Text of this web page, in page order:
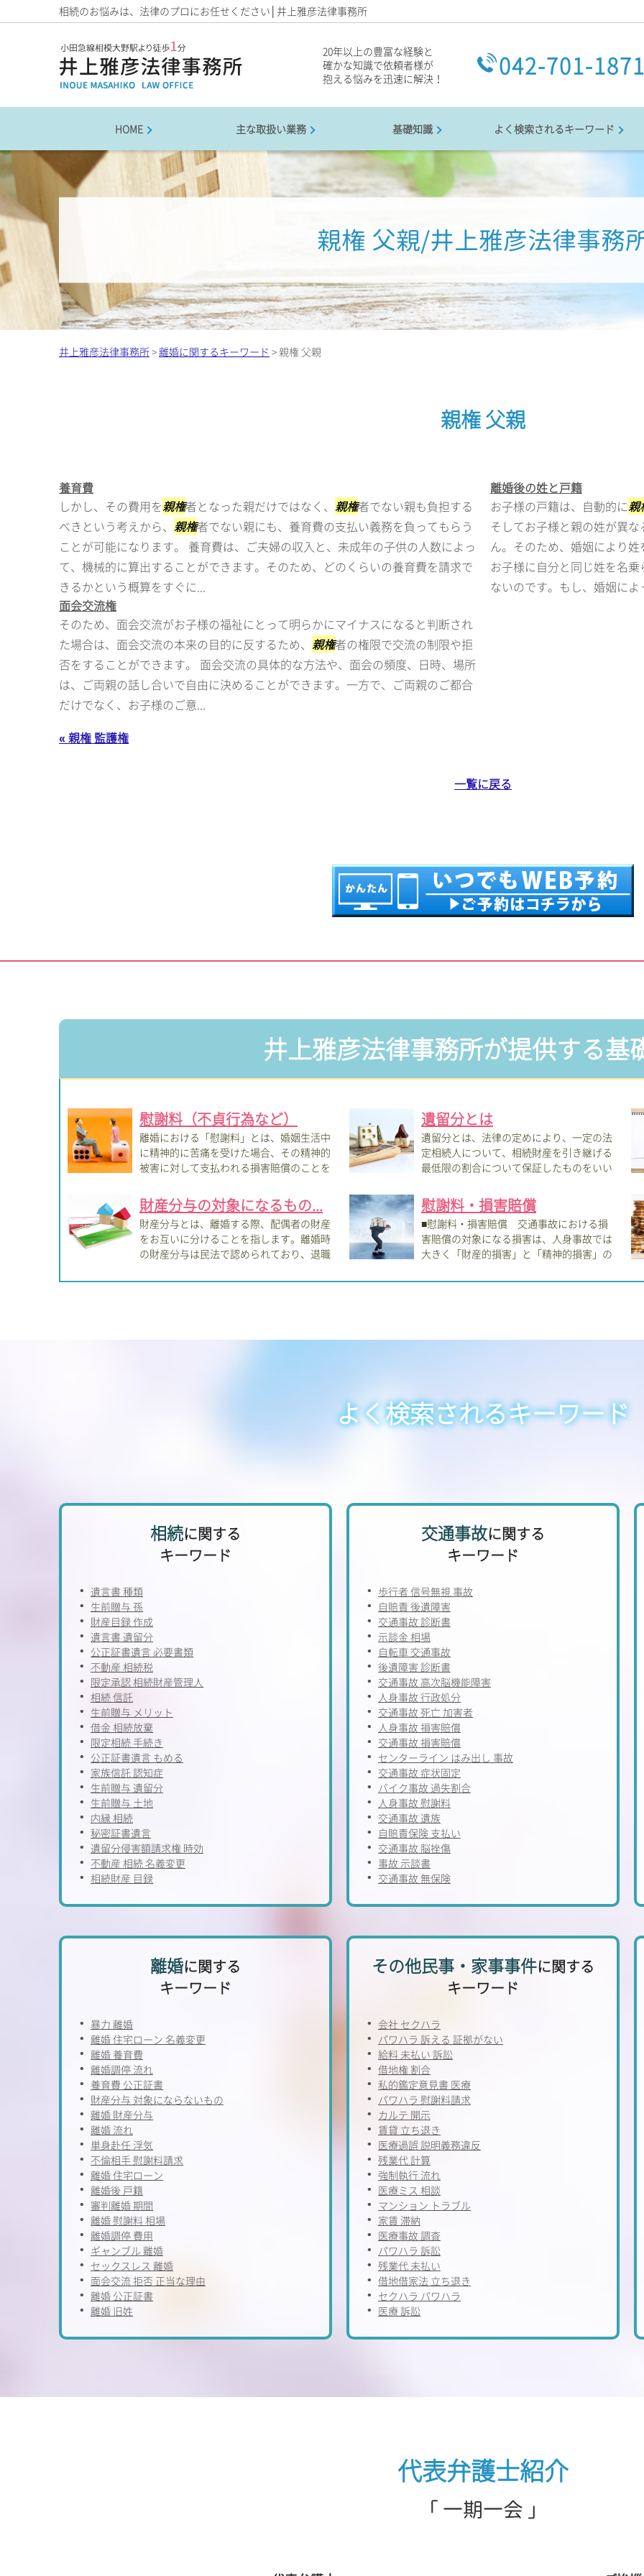
相続のお悩みは、法律のプロにお任せください│井上雅彦法律事務所
20年以上の豊富な経験と
確かな知識で依頼者様が
抱える悩みを迅速に解決！
042-701-1871
HOME 主な取扱い業務 基礎知識 よく検索されるキーワード
親権 父親/井上雅彦法律事務
井上雅彦法律事務所>離婚に関するキーワード >親権 父親
親権 父親
養育費
しかし、その費用を親権者となった親だけではなく、 親権者でない親も負担する
べきという考えから、 親権者でない親にも、養育費の支払い義務を負ってもらう
ことが可能になります。 養育費は、ご夫婦の収入と、未成年の子供の人数によっ
て、機械的に算出することができます。そのため、どのくらいの養育費を請求で
きるかという概算をすぐに...
離婚後の姓と戸籍
お子様の戸籍は、自動的に親
そしてお子様と親の姓が異
ん。そのため、婚姻により
お子様に自分と同じ姓を名
ないのです。もし、婚姻によ
面会交流権
そのため、面会交流がお子様の福祉にとって明らかにマイナスになると判断され
た場合は、面会交流の本来の目的に反するため、 親権者の権限で交流の制限や拒
否をすることができます。 面会交流の具体的な方法や、面会の頻度、日時、場所
は、ご両親の話し合いで自由に決めることができます。一方で、ご両親のご都合
だけでなく、お子様のご意...
« 親権 監護権
一覧に戻る
井上雅彦法律事務所が提供する基
慰謝料（不貞行為など）
離婚における「慰謝料」とは、婚姻生活中
に精神的に苦痛を受けた場合、その精神的
被害に対して支払われる損害賠償のことを
遺留分とは
遺留分とは、法律の定めにより、一定の法
定相続人について、相続財産を引き継げる
最低限の割合について保証したものをいい
財産分与の対象になるもの...
財産分与とは、離婚する際、配偶者の財産
をお互いに分けることを指します。離婚時
の財産分与は民法で認められており、退職
慰謝料・損害賠償
■慰謝料・損害賠償 交通事故における損
害賠償の対象になる損害は、人身事故では
大きく「財産的損害」と「精神的損害」の
よく検索されるキーワード
相続に関する
キーワード
遺言書 種類
生前贈与 孫
財産目録 作成
遺言書 遺留分
公正証書遺言 必要書類
不動産 相続税
限定承認 相続財産管理人
相続 信託
生前贈与 メリット
借金 相続放棄
限定相続 手続き
公正証書遺言 もめる
家族信託 認知症
生前贈与 遺留分
生前贈与 土地
内縁 相続
秘密証書遺言
遺留分侵害額請求権 時効
不動産 相続 名義変更
相続財産 目録
交通事故に関する
キーワード
歩行者 信号無視 事故
自賠責 後遺障害
交通事故 診断書
示談金 相場
自転車 交通事故
後遺障害 診断書
交通事故 高次脳機能障害
人身事故 行政処分
交通事故 死亡 加害者
人身事故 損害賠償
交通事故 損害賠償
センターライン はみ出し 事故
交通事故 症状固定
バイク事故 過失割合
人身事故 慰謝料
交通事故 遺族
自賠責保険 支払い
交通事故 脳挫傷
事故 示談書
交通事故 無保険
離婚に関する
キーワード
暴力 離婚
離婚 住宅ローン 名義変更
離婚 養育費
離婚調停 流れ
養育費 公正証書
財産分与 対象にならないもの
離婚 財産分与
離婚 流れ
単身赴任 浮気
不倫相手 慰謝料請求
離婚 住宅ローン
離婚後 戸籍
審判離婚 期間
離婚 慰謝料 相場
離婚調停 費用
ギャンブル 離婚
セックスレス 離婚
面会交流 拒否 正当な理由
離婚 公正証書
離婚 旧姓
その他民事・家事事件に関する
キーワード
会社 セクハラ
パワハラ 訴える 証拠がない
給料 未払い 訴訟
借地権 割合
私的鑑定意見書 医療
パワハラ 慰謝料請求
カルテ 開示
賃貸 立ち退き
医療過誤 説明義務違反
残業代 計算
強制執行 流れ
医療ミス 相談
マンション トラブル
家賃 滞納
医療事故 調査
パワハラ 訴訟
残業代 未払い
借地借家法 立ち退き
セクハラ パワハラ
医療 訴訟
代表弁護士紹介
「 一期一会 」